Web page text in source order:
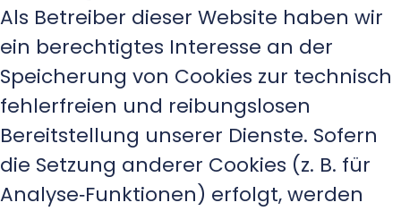
Als Betreiber dieser Website haben wir
ein berechtigtes Interesse an der
Speicherung von Cookies zur technisch
fehlerfreien und reibungslosen
Bereitstellung unserer Dienste. Sofern
die Setzung anderer Cookies (z. B. für
Analyse‑Funktionen) erfolgt, werden